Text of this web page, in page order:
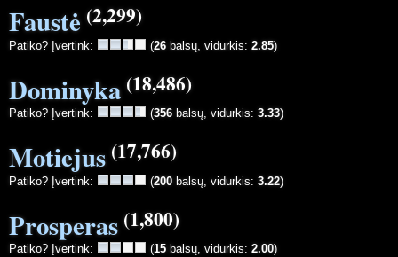
Faustė (2,299)
Patiko? Įvertink: (26 balsų, vidurkis: 2.85)
Dominyka (18,486)
Patiko? Įvertink: (356 balsų, vidurkis: 3.33)
Motiejus (17,766)
Patiko? Įvertink: (200 balsų, vidurkis: 3.22)
Prosperas (1,800)
Patiko? Įvertink: (15 balsų, vidurkis: 2.00)